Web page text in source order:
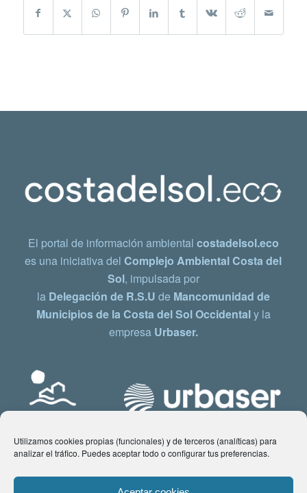
Utilizamos cookies propias (funcionales) y de terceros (analíticas) para
analizar el tráfico. Puedes aceptar todo o configurar tus preferencias.
El portal de información ambiental costadelsol.eco
es una iniciativa delComplejo Ambiental Costa del
Sol, impulsada por
la Delegación de R.S.U de Mancomunidad de
Municipios de la Costa del Sol Occidentaly la
empresa Urbaser.